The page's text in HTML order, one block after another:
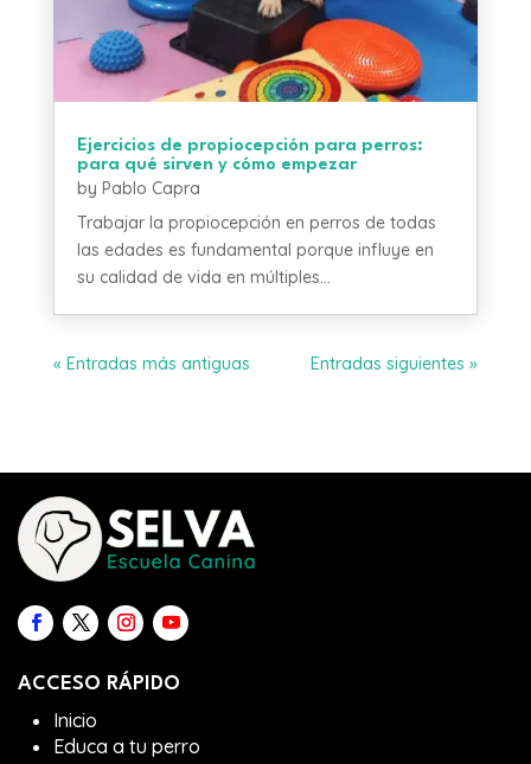
Ejercicios de propiocepción para perros:
para qué sirven y cómo empezar
by Pablo Capra
Trabajar la propiocepción en perros de todas
las edades es fundamental porque influye en
su calidad de vida en múltiples...
« Entradas más antiguas Entradas siguientes »
ACCESO RÁPIDO
Inicio
Educa a tu perro